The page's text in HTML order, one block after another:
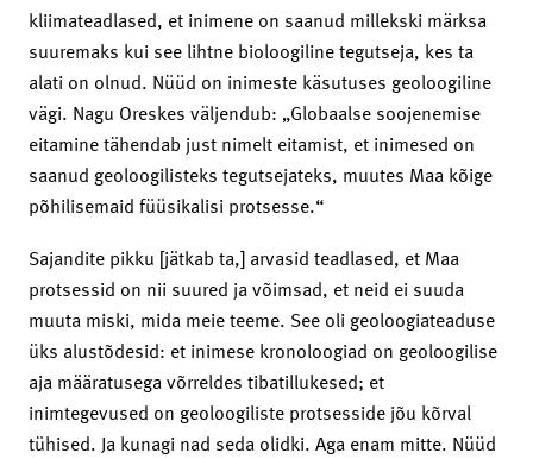
kliimateadlased, et inimene on saanud millekski märksa
suuremaks kui see lihtne bioloogiline tegutseja, kes ta
alati on olnud. Nüüd on inimeste käsutuses geoloogiline
vägi. Nagu Oreskes väljendub: „Globaalse soojenemise
eitamine tähendab just nimelt eitamist, et inimesed on
saanud geoloogilisteks tegutsejateks, muutes Maa kõige
põhilisemaid füüsikalisi protsesse.“
Sajandite pikku [jätkab ta,] arvasid teadlased, et Maa
protsessid on nii suured ja võimsad, et neid ei suuda
muuta miski, mida meie teeme. See oli geoloogiateaduse
üks alustõdesid: et inimese kronoloogiad on geoloogilise
aja määratusega võrreldes tibatillukesed; et
inimtegevused on geoloogiliste protsesside jõu kõrval
tühised. Ja kunagi nad seda olidki. Aga enam mitte. Nüüd